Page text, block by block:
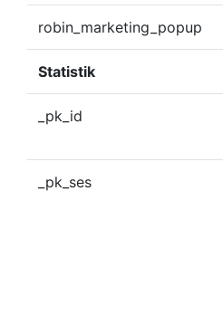
robin_marketing_popup
Statistik
_pk_id
_pk_ses